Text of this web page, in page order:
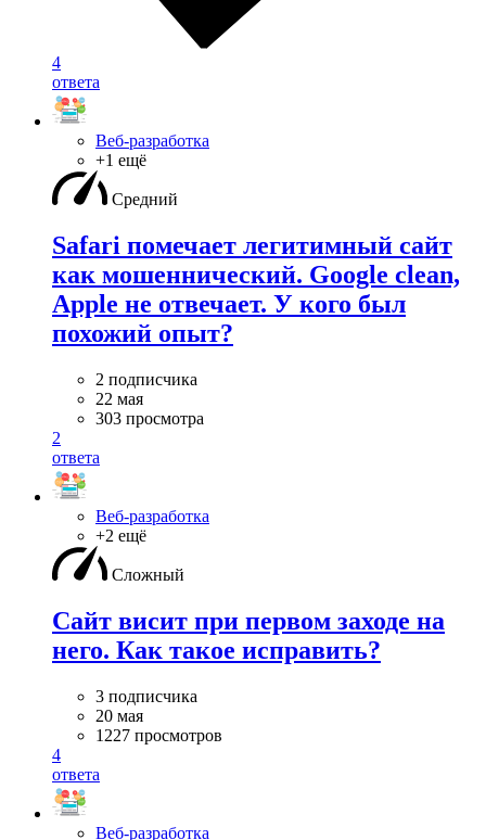
4
ответа
Веб-разработка
+1 ещё
Средний
Safari помечает легитимный сайт
как мошеннический. Google clean,
Apple не отвечает. У кого был
похожий опыт?
2 подписчика
22 мая
303 просмотра
2
ответа
Веб-разработка
+2 ещё
Сложный
Сайт висит при первом заходе на
него. Как такое исправить?
3 подписчика
20 мая
1227 просмотров
4
ответа
Веб-разработка